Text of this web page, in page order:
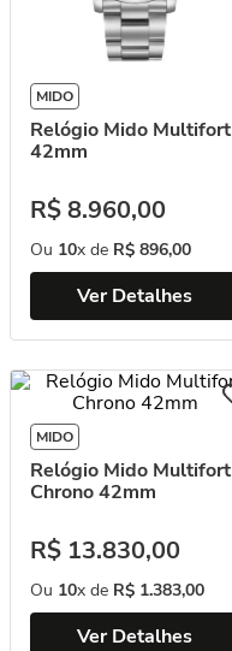
MIDO
Relógio Mido Multifort
42mm
R$8.960,00
Ou 10x de R$ 896,00
Ver Detalhes
MIDO
Relógio Mido Multifort
Chrono 42mm
R$ 13.830,00
Ou 10x de R$ 1.383,00
Ver Detalhes